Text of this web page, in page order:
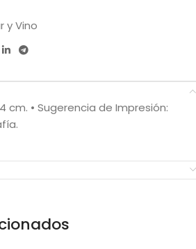
y Vino
cm. • Sugerencia de Impresión: